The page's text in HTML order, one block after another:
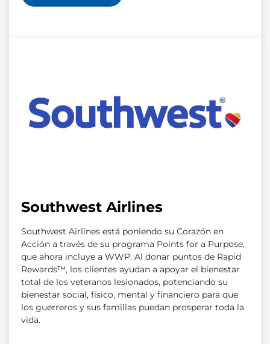
Southwest Airlines
Southwest Airlines está poniendo su Corazón en
Acción a través de su programa Points for a Purpose,
que ahora incluye a WWP. Al donar puntos de Rapid
Rewards™, los clientes ayudan a apoyar el bienestar
total de los veteranos lesionados, potenciando su
bienestar social, físico, mental y financiero para que
los guerreros y sus familias puedan prosperar toda la
vida.